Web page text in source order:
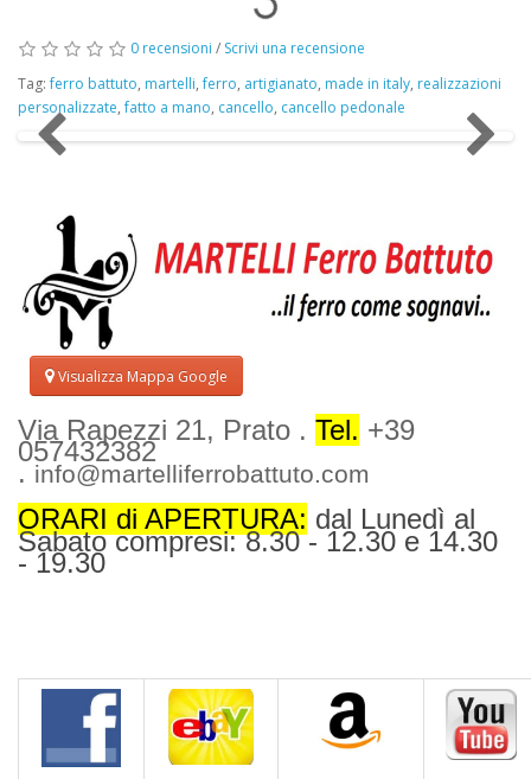
0 recensioni / Scrivi una recensione
Tag:ferro battuto, martelli,ferro, artigianato, made in italy, realizzazioni
personalizzate,fatto a mano, cancello, cancello pedonale
Visualizza Mappa Google
Via Rapezzi 21, Prato . Tel. +39
057432382
. info@martelliferrobattuto.com
ORARI di APERTURA: dal Lunedì al
Sabato compresi: 8.30 - 12.30 e 14.30
- 19.30